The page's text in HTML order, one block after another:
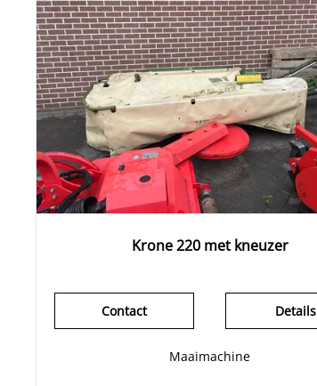
Krone 220 met kneuzer
Details
Contact
Maaimachine